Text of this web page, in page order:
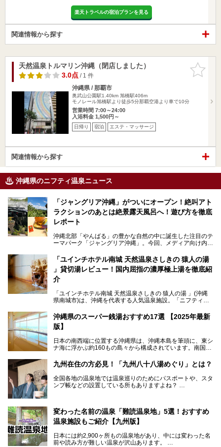
楽天トラベルの宿泊プランを見る
関連情報から探す
お気に入
りに追加
天然温泉トルマリン沖縄（閉店しました）
3.0点/ 1 件
沖縄県 / 那覇市
奥武山公園駅1.40km 旭橋駅406m
モノレール旭橋駅より徒歩5分那覇空港より車で10分
営業時間 7:00～24:00
入浴料金 1,500円～
日帰り 宿泊 エステ・マッサージ
関連情報から探す
沖縄県のニフティ温泉ニュース
「ジャングリア沖縄」がついにオープン！絶叫アト
ラクションのあとは絶景露天風呂へ！遊び方を徹底
レポート
沖縄北部「やんばる」の豊かな自然の中に誕生した注目のテ
ーマパーク「ジャングリア沖縄」。今回、メディア向け内覧
グリアの全貌をお届けすべく、見どころや料金、アクセス方
法まで徹底解説していきます。
「ユインチホテル南城 天然温泉さしきの 猿人の湯
」貸切湯レビュー！国内屈指の濃厚極上湯を徹底紹
介
「ユインチホテル南城 天然温泉さしきの 猿人の湯 」(沖縄
県南城市)は、沖縄を代表する人気温泉施設。「ニフティ温
位を獲得し、平日・土日にかかわらず多くの常連客や温泉フ
ァンが訪れます。
ンに注目される存在。今回は貸切湯にスポットを当て、その
魅力を徹底解説します。
沖縄県のスーパー銭湯おすすめ17選 【2025年最新
版】
日本の南西端に位置する沖縄県は、沖縄本島を筆頭に、東シ
ナ海に浮かぶ約160もの島々から構成されています。南国な
ずの豊かな自然、独自の歴史や文化など、多くの人を惹きつ
けてやまない魅力あふれる観光県です。
そんな沖縄県のスーパー銭湯には、ホテル併設などリゾート
と同時に楽しめる施設が多くあります。日帰りでも旅行気分
九州在住の方必見！「九州八十八湯めぐり」とは？
全国各地の温泉地では温泉巡りのためにパスポートや、スタ
ンプ帳などの設置している所もありますよね？
な方ならぜひ参加してみたいスタンプラリーでしょう。
変わった名前の温泉「難読温泉地」5選！おすすめ
温泉施設もご紹介【九州版】
日本には約2,900ヶ所もの温泉地があり、中には変わった名
前や読み方が難しい温泉が沢山あります。